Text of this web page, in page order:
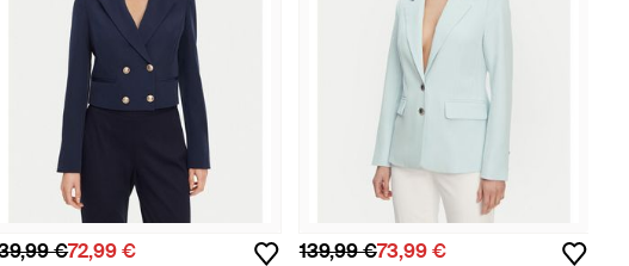
€72,99 € 139,99 €73,99 €